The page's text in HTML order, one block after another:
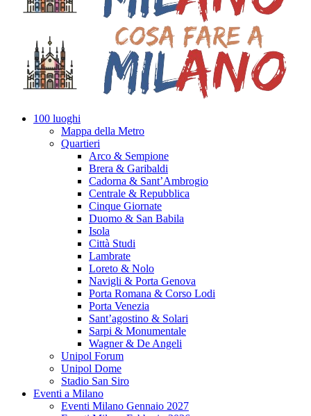
100 luoghi
Mappa della Metro
Quartieri
Arco & Sempione
Brera & Garibaldi
Cadorna & Sant’Ambrogio
Centrale & Repubblica
Cinque Giornate
Duomo & San Babila
Isola
Città Studi
Lambrate
Loreto & Nolo
Navigli & Porta Genova
Porta Romana & Corso Lodi
Porta Venezia
Sant’agostino & Solari
Sarpi & Monumentale
Wagner & De Angeli
Unipol Forum
Unipol Dome
Stadio San Siro
Eventi a Milano
Eventi Milano Gennaio 2027